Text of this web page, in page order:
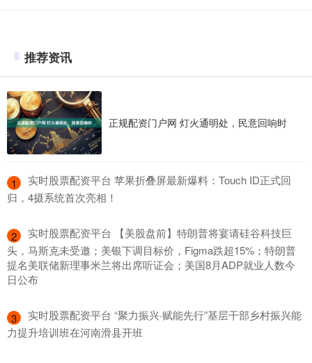
推荐资讯
正规配资门户网 灯火通明处，民意回响时
1
​实时股票配资平台 苹果折叠屏最新爆料：Touch ID正式回
归，4摄系统首次亮相！
2
​实时股票配资平台 【美股盘前】特朗普将宴请硅谷科技巨
头，马斯克未受邀；美银下调目标价，Figma跌超15%；特朗普
提名美联储新理事米兰将出席听证会；美国8月ADP就业人数今
日公布
3
​实时股票配资平台 “聚力振兴·赋能先行”基层干部乡村振兴能
力提升培训班在河南滑县开班